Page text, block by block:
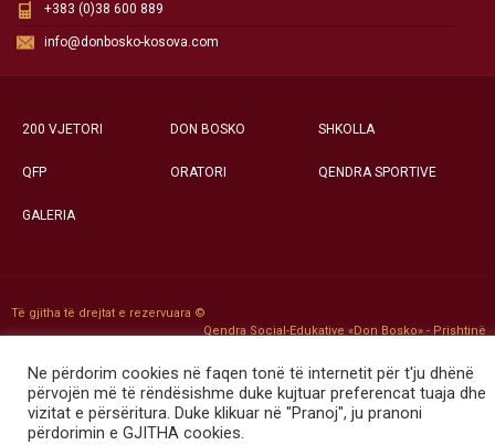
+383 (0)38 600 889
info@donbosko-kosova.com
200 VJETORI DON BOSKO SHKOLLA
QFP ORATORI QENDRA SPORTIVE
GALERIA
Të gjitha të drejtat e rezervuara ©
Qendra Social-Edukative «Don Bosko» - Prishtinë
Ne përdorim cookies në faqen tonë të internetit për t'ju dhënë
përvojën më të rëndësishme duke kujtuar preferencat tuaja dhe
vizitat e përsëritura. Duke klikuar në "Pranoj", ju pranoni
përdorimin e GJITHA cookies.